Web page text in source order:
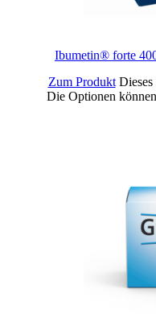
Ibumetin® forte
Zum Produkt
Die Optionen